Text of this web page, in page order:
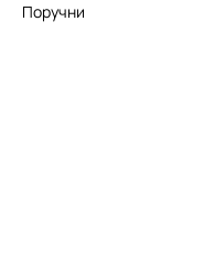
Поручни